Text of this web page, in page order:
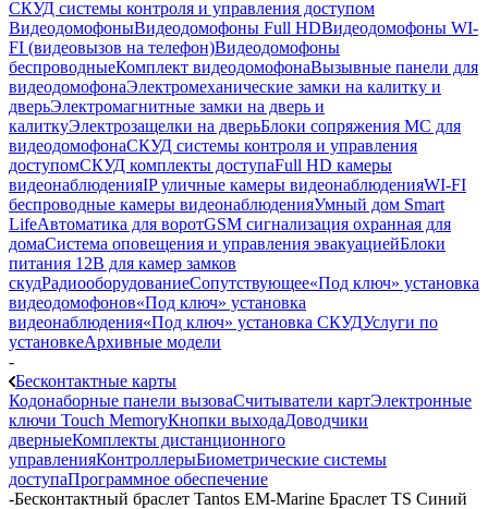
СКУД системы контроля и управления доступом
ВидеодомофоныВидеодомофоны Full HDВидеодомофоны WI-
FI (видеовызов на телефон)Видеодомофоны
беспроводныеКомплект видеодомофонаВызывные панели для
видеодомофонаЭлектромеханические замки на калитку и
дверьЭлектромагнитные замки на дверь и
калиткуЭлектрозащелки на дверьБлоки сопряжения МС для
видеодомофонаСКУД системы контроля и управления
доступомСКУД комплекты доступаFull HD камеры
видеонаблюденияIP уличные камеры видеонаблюденияWI-FI
беспроводные камеры видеонаблюденияУмный дом Smart
LifeАвтоматика для воротGSM сигнализация охранная для
домаCистема оповещения и управления эвакуациейБлоки
питания 12В для камер замков
скудРадиооборудованиеСопутствующее«Под ключ» установка
видеодомофонов«Под ключ» установка
видеонаблюдения«Под ключ» установка СКУДУслуги по
установкеАрхивные модели
-
Бесконтактные карты
Кодонаборные панели вызоваСчитыватели картЭлектронные
ключи Touch MemoryКнопки выходаДоводчики
дверныеКомплекты дистанционного
управленияКонтроллерыБиометрические системы
доступаПрограммное обеспечение
-Бесконтактный браслет Tantos EM-Marine Браслет TS Синий